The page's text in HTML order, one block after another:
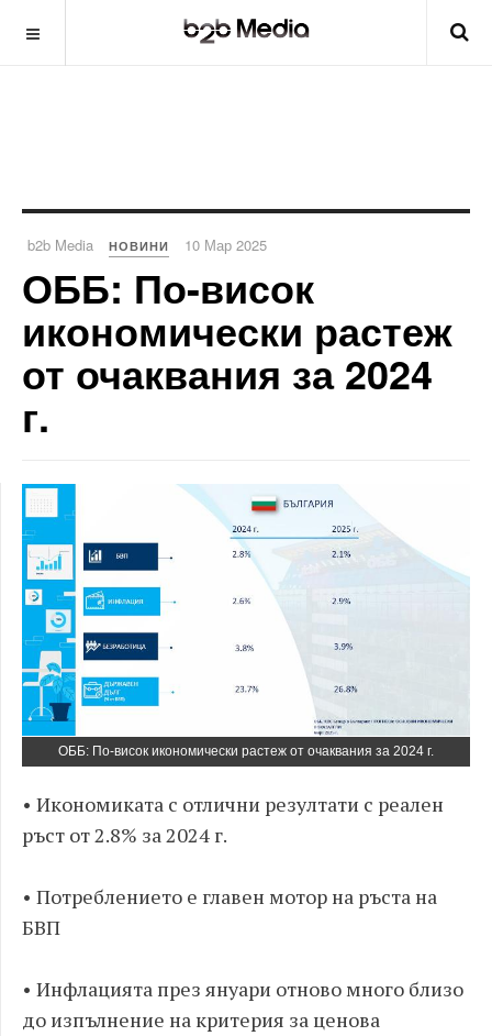
b2b Media НОВИНИ 10 Мар 2025
ОББ: По-висок
икономически растеж
от очаквания за 2024
г.
ОББ: По-висок икономически растеж от очаквания за 2024 г.
​• Икономиката с отлични резултати с реален
ръст от 2.8% за 2024 г.
• ​Потреблението е главен мотор на ръста на
БВП
• ​Инфлацията през януари отново много близо
до изпълнение на критерия за ценова